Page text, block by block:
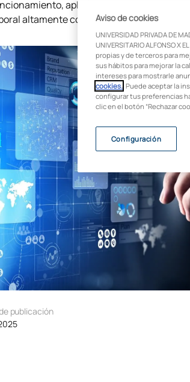
aplicaciones y cómo
altamente competitivo.
publicación
Aviso de cookies
UNIVERSIDAD PRIVADA DE
UNIVERSITARIO ALFONSO
propias y de terceros para
sus hábitos para mejorar la
intereses para mostrarle
cookies. . Puede aceptar la
configurar tus preferencias
clic en el botón “Rechazar
Configuración